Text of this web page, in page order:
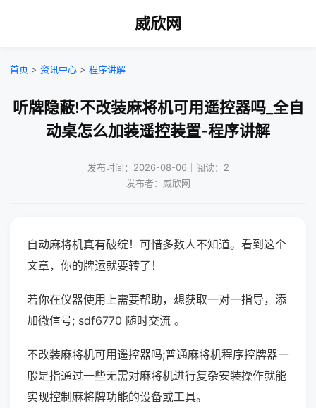
威欣网
首页 > 资讯中心 > 程序讲解
听牌隐蔽!不改装麻将机可用遥控器吗_全自
动桌怎么加装遥控装置-程序讲解
发布时间：2026-08-06｜阅读：2
发布者：威欣网
自动麻将机真有破绽！可惜多数人不知道。看到这个
文章，你的牌运就要转了！
若你在仪器使用上需要帮助，想获取一对一指导，添
加微信号; sdf6770 随时交流 。
不改装麻将机可用遥控器吗;普通麻将机程序控牌器一
般是指通过一些无需对麻将机进行复杂安装操作就能
实现控制麻将牌功能的设备或工具。